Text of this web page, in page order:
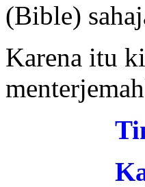
(Bible)
Karena itu